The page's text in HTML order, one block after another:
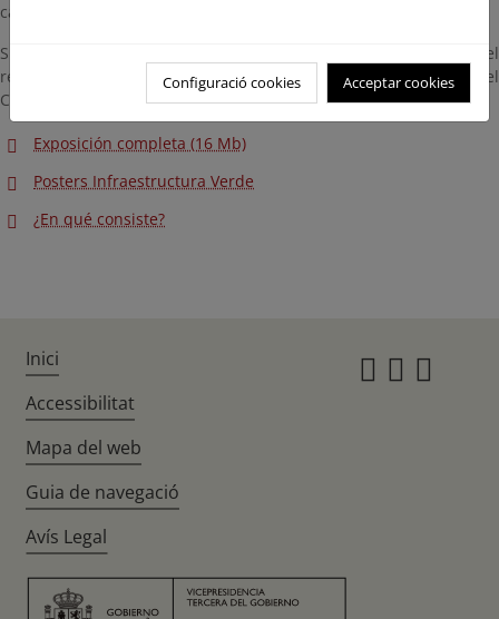
carteles en tamaño DIN A3).
Si necesitas mayor resolución ponte en contacto con el
responsable del Programa de Exposiciones Itinerantes del
CENEAM
exp.ceneam@oapn.es/ 921 473 891.
Exposición completa (16 Mb)
Posters Infraestructura Verde
¿En qué consiste?
Configuració cookies Acceptar cookies
Inici
Accessibilitat
Mapa del web
Guia de navegació
Avís Legal